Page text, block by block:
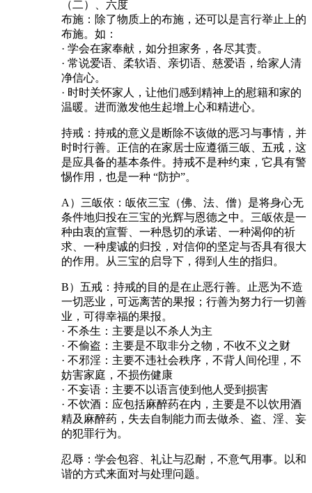
（二）、六度
布施：除了物质上的布施，还可以是言行举止上的
布施。如：
· 学会在家奉献，如分担家务，各尽其责。
· 常说爱语、柔软语、亲切语、慈爱语，给家人清
净信心。
· 时时关怀家人，让他们感到精神上的慰籍和家的
温暖。进而激发他生起增上心和精进心。
持戒：持戒的意义是断除不该做的恶习与事情，并
时时行善。正信的在家居士应遵循三皈、五戒，这
是应具备的基本条件。持戒不是种约束，它具有警
惕作用，也是一种 “防护”。
A）三皈依：皈依三宝（佛、法、僧）是将身心无
条件地归投在三宝的光辉与恩德之中。三皈依是一
种由衷的宣誓、一种恳切的承诺、一种渴仰的祈
求、一种虔诚的归投，对信仰的坚定与否具有很大
的作用。从三宝的启导下，得到人生的指归。
B）五戒：持戒的目的是在止恶行善。止恶为不造
一切恶业，可远离苦的果报；行善为努力行一切善
业，可得幸福的果报。
· 不杀生：主要是以不杀人为主
· 不偷盗：主要是不取非分之物，不收不义之财
· 不邪淫：主要不违社会秩序，不背人间伦理，不
妨害家庭，不损伤健康
· 不妄语：主要不以语言使到他人受到损害
· 不饮酒：应包括麻醉药在内，主要是不以饮用酒
精及麻醉药，失去自制能力而去做杀、盗、淫、妄
的犯罪行为。
忍辱：学会包容、礼让与忍耐，不意气用事。以和
谐的方式来面对与处理问题。